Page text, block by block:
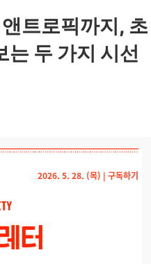
트로픽까지, 초
는 두 가지 시선
2026. 5. 28. (목) | 구독하기